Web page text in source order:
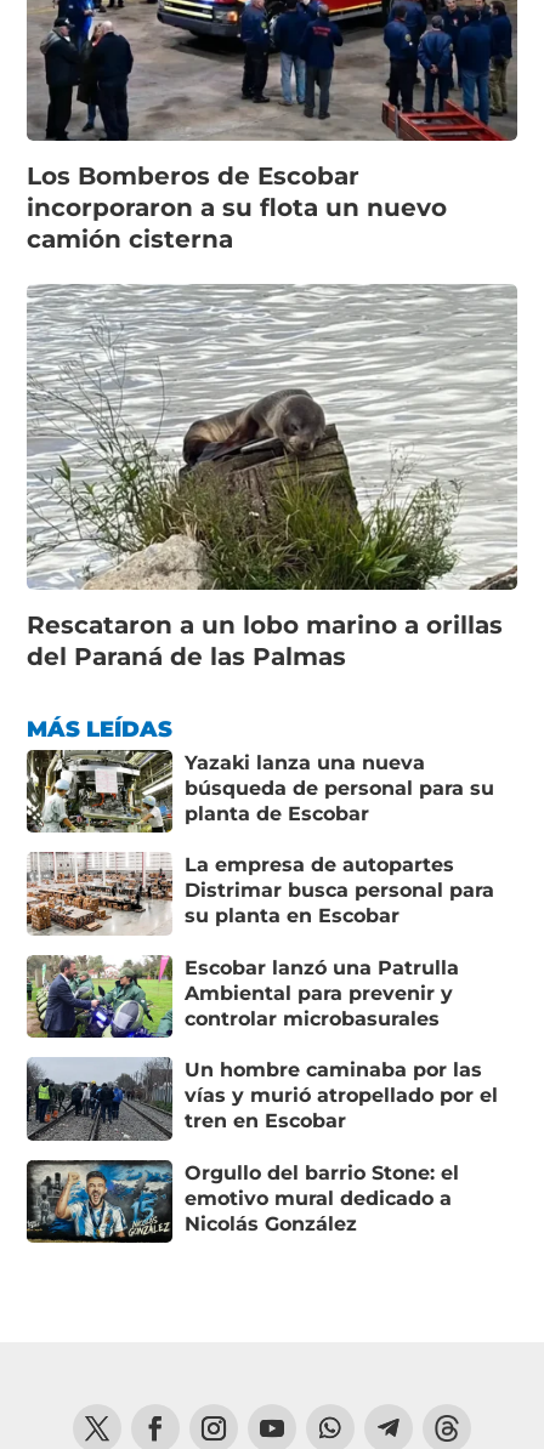
Los Bomberos de Escobar
incorporaron a su flota un nuevo
camión cisterna
Rescataron a un lobo marino a orillas
del Paraná de las Palmas
MÁS LEÍDAS
Yazaki lanza una nueva
búsqueda de personal para su
planta de Escobar
La empresa de autopartes
Distrimar busca personal para
su planta en Escobar
Escobar lanzó una Patrulla
Ambiental para prevenir y
controlar microbasurales
Un hombre caminaba por las
vías y murió atropellado por el
tren en Escobar
Orgullo del barrio Stone: el
emotivo mural dedicado a
Nicolás González